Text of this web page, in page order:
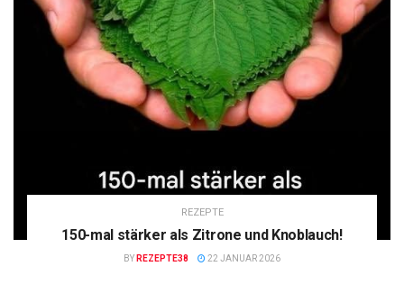
REZEPTE
150-mal stärker als Zitrone und Knoblauch!
BY REZEPTE38 22 JANUAR 2026